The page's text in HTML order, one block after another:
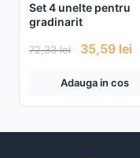
Set 4 unelte pentru
gradinarit
72,33lei 35,59 lei
Adauga in cos